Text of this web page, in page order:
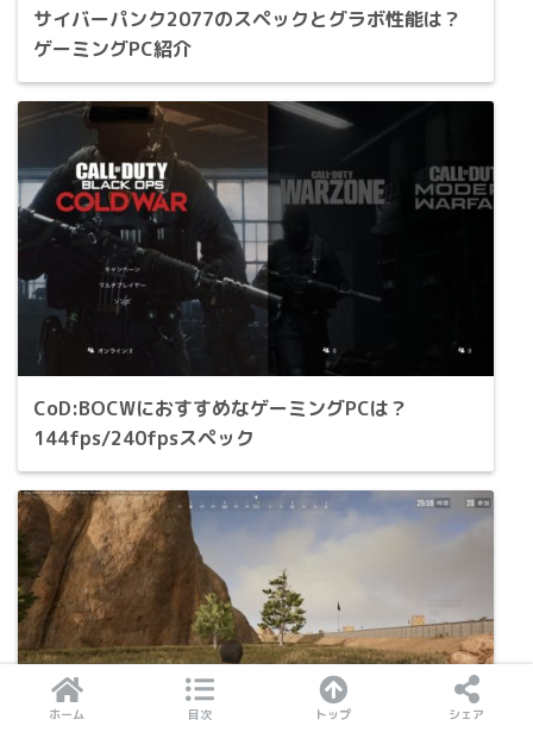
サイバーパンク2077のスペックとグラボ性能は？
ゲーミングPC紹介
CoD:BOCWにおすすめなゲーミングPCは？
144fps/240fpsスペック
ホーム 目次 トップ シェア